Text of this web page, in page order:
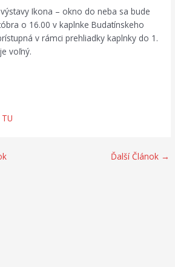
Ikona – okno do neba sa bude
o 16.00 v kaplnke Budatínskeho
v rámci prehliadky kaplnky do 1.
voľný.
TU
Ďalší Článok →